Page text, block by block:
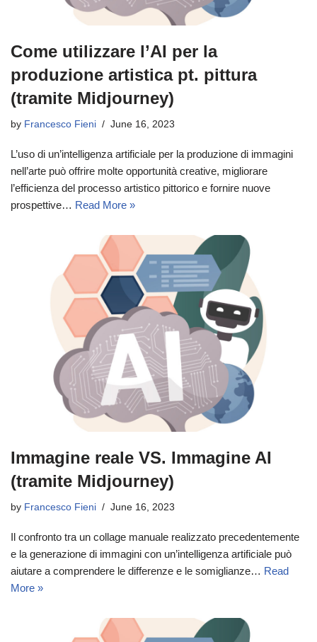
Come utilizzare l’AI per la
produzione artistica pt. pittura
(tramite Midjourney)
by Francesco Fieni June 16, 2023
L’uso di un’intelligenza artificiale per la produzione di immagini
nell’arte può offrire molte opportunità creative, migliorare
l’efficienza del processo artistico pittorico e fornire nuove
prospettive… Read More »
Immagine reale VS. Immagine AI
(tramite Midjourney)
by Francesco Fieni June 16, 2023
Il confronto tra un collage manuale realizzato precedentemente
e la generazione di immagini con un’intelligenza artificiale può
aiutare a comprendere le differenze e le somiglianze… Read
More »